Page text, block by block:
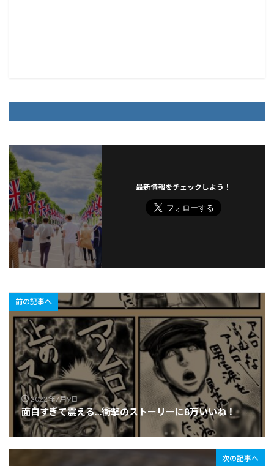
最新情報をチェックしよう！
前の記事へ
2022年7月9日
面白すぎて震える…衝撃のストーリーに8万いいね！
次の記事へ